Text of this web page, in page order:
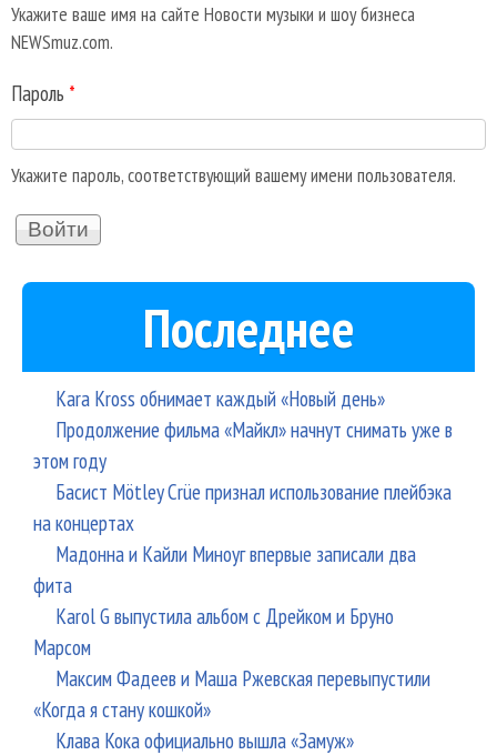
Укажите ваше имя на сайте Новости музыки и шоу бизнеса
NEWSmuz.com.
Пароль *
Укажите пароль, соответствующий вашему имени пользователя.
Последнее
Kara Kross обнимает каждый «Новый день»
Продолжение фильма «Майкл» начнут снимать уже в
этом году
Басист Mötley Crüe признал использование плейбэка
на концертах
Мадонна и Кайли Миноуг впервые записали два
фита
Karol G выпустила альбом с Дрейком и Бруно
Марсом
Максим Фадеев и Маша Ржевская перевыпустили
«Когда я стану кошкой»
Клава Кока официально вышла «Замуж»